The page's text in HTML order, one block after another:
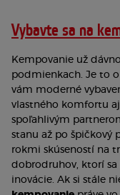
Vybavte sa na
Kempovanie už
podmienkach. Je to
vám moderné
vlastného komfortu
spoľahlivým
stanu až po špičkový
rokmi skúseností na
dobrodruhov, ktorí sa
inovácie. Ak si stále